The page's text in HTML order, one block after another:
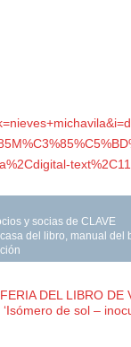
y socias de CLAVE
casa del libro manual del
DEL LIBRO DE
de sol –